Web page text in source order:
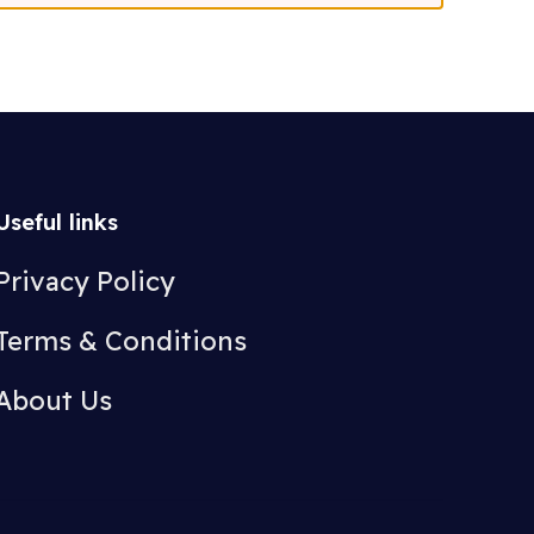
links
Policy
& Conditions
Us